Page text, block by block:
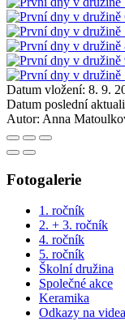
Datum vložení: 8. 9.
Datum poslední
Autor: Anna
Fotogalerie
1. ročník
2. + 3. ročník
4. ročník
5. ročník
Školní družina
Společné akce
Keramika
Odkazy na videa